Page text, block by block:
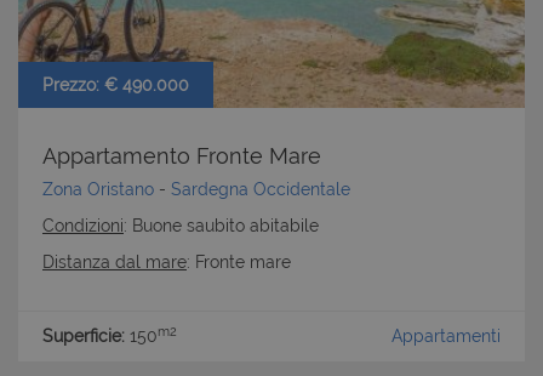
Prezzo: € 490.000
Appartamento Fronte Mare
Zona Oristano - Sardegna Occidentale
Condizioni: Buone saubito abitabile
Distanza dal mare: Fronte mare
Superficie: 150m2 Appartamenti